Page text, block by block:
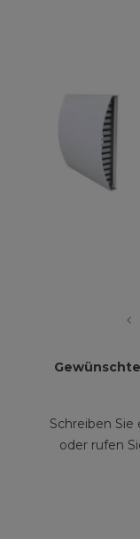
Schreiben Sie
oder rufen